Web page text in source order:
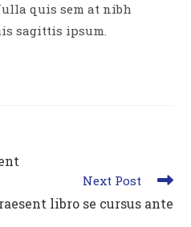
quis sem at nibh
sagittis ipsum.
Next Post
libro se cursus ante